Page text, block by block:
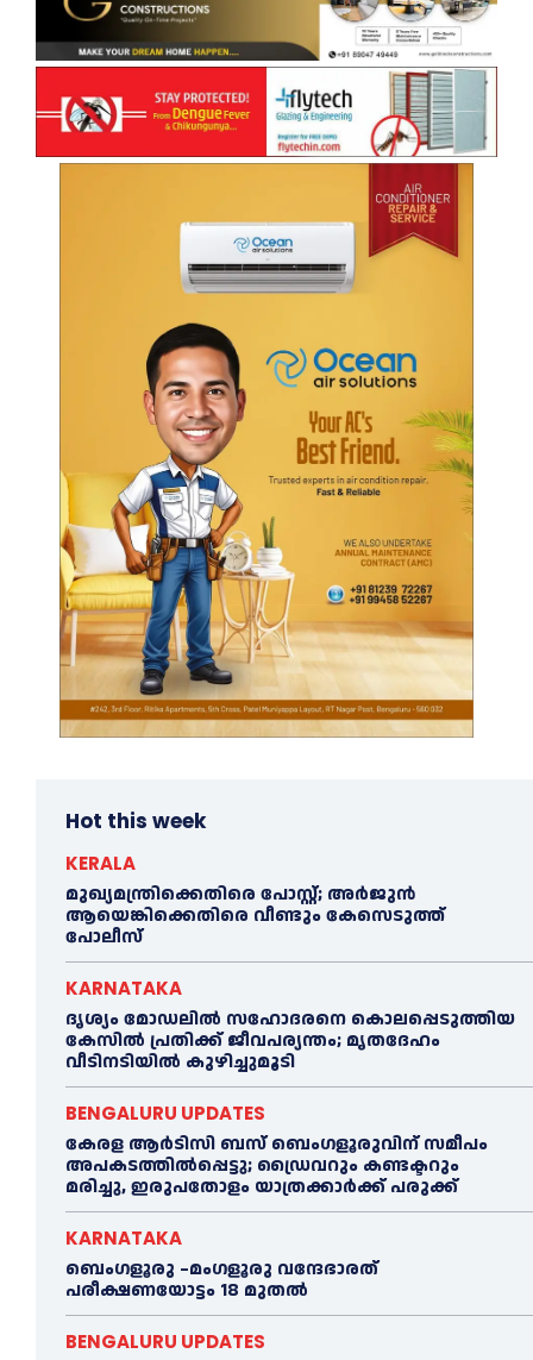
Hot this week
KERALA
മുഖ്യമന്ത്രിക്കെതിരെ പോസ്റ്റ്; അര്‍ജുൻ
ആയെങ്കിക്കെതിരെ വീണ്ടും കേസെടുത്ത്
പോലീസ്
KARNATAKA
ദൃശ്യം മോഡലിൽ സഹോദരനെ കൊലപ്പെടുത്തിയ
കേസിൽ പ്രതിക്ക് ജീവപര്യന്തം; മൃതദേഹം
വീടിനടിയിൽ കുഴിച്ചുമൂടി
BENGALURU UPDATES
കേരള ആർടിസി ബസ് ബെംഗളൂരുവിന് സമീപം
അപകടത്തിൽപ്പെട്ടു; ഡ്രൈവറും കണ്ടക്ടറും
മരിച്ചു, ഇരുപതോളം യാത്രക്കാർക്ക് പരുക്ക്
KARNATAKA
ബെംഗളൂരു –മംഗളൂരു വന്ദേഭാരത്
പരീക്ഷണയോട്ടം 18 മുതൽ
BENGALURU UPDATES